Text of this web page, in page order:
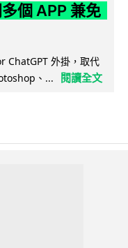
個 APP 兼免
ChatGPT 外掛，取代
、...
閱讀全文